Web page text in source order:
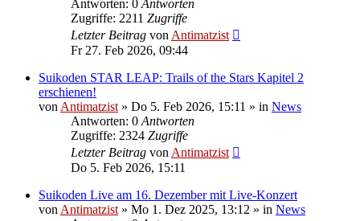
Antworten: 0 Antworten
Zugriffe: 2211 Zugriffe
Letzter Beitrag von Antimatzist
Fr 27. Feb 2026, 09:44
Suikoden STAR LEAP: Trails of the Stars Kapitel 2
erschienen!
von Antimatzist » Do 5. Feb 2026, 15:11 » in News
Antworten: 0 Antworten
Zugriffe: 2324 Zugriffe
Letzter Beitrag von Antimatzist
Do 5. Feb 2026, 15:11
Suikoden Live am 16. Dezember mit Live-Konzert
von Antimatzist » Mo 1. Dez 2025, 13:12 » in News